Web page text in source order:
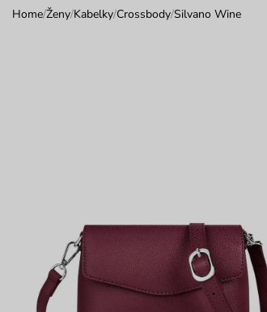
Home/Ženy/Kabelky/Crossbody/Silvano Wine